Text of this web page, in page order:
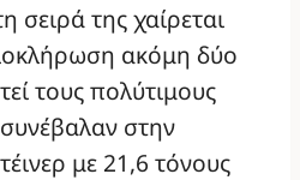
σειρά της χαίρεται
ακόμη δύο
τους πολύτιμους
στην
με 21,6 τόνους